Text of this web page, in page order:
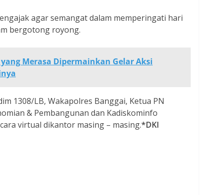
agar semangat dalam memperingati hari
bergotong royong.
Merasa Dipermainkan Gelar Aksi
1308/LB, Wakapolres Banggai, Ketua PN
& Pembangunan dan Kadiskominfo
virtual dikantor masing – masing.*DKI